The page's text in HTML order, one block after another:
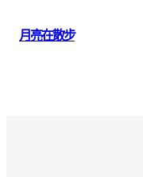
月亮在散步